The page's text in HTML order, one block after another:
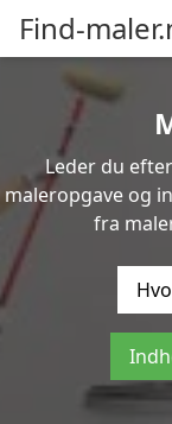
Find-
Leder du
maleropgave og
fra